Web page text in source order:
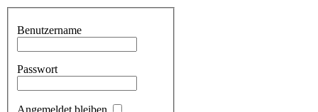
Benutzername
Passwort
Angemeldet bleiben